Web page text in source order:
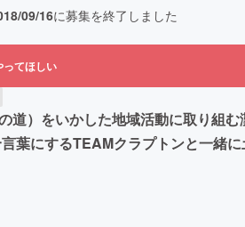
09/16に募集を終了しました
ってほしい
）をいかした地域活動に取り組
にするTEAMクラプトンと一緒に